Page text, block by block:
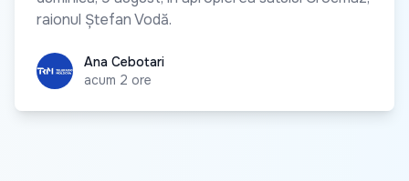
raionul Ștefan Vodă.
Ana CebotariAna Cebotari
acum 2 ore